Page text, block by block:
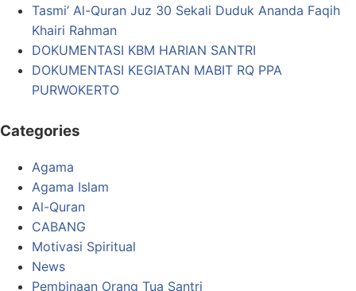
Tasmi’ Al-Quran Juz 30 Sekali Duduk Ananda Faqih
Khairi Rahman
DOKUMENTASI KBM HARIAN SANTRI
DOKUMENTASI KEGIATAN MABIT RQ PPA
PURWOKERTO
Categories
Agama
Agama Islam
Al-Quran
CABANG
Motivasi Spiritual
News
Pembinaan Orang Tua Santri